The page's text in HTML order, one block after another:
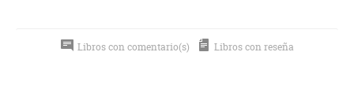
Libros con comentario(s) Libros con reseña